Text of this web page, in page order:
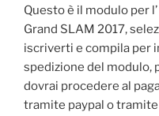
Questo è il modulo per
Grand SLAM 2017,
iscriverti e compila per
spedizione del modulo,
dovrai procedere al
tramite paypal o